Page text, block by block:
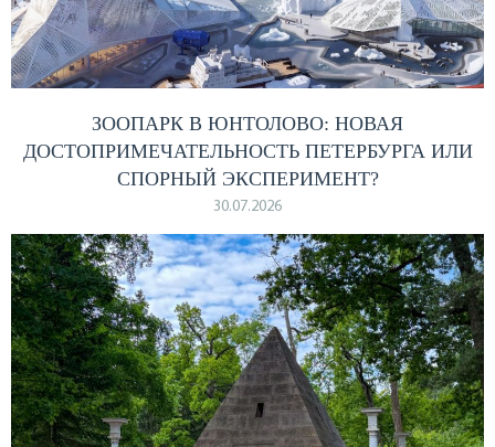
ЗООПАРК В ЮНТОЛОВО: НОВАЯ
ДОСТОПРИМЕЧАТЕЛЬНОСТЬ ПЕТЕРБУРГА ИЛИ
СПОРНЫЙ ЭКСПЕРИМЕНТ?
30.07.2026